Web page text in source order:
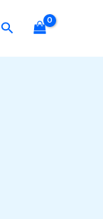
Search